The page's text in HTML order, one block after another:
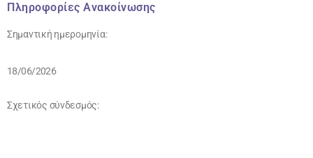
Πληροφορίες Ανακοίνωσης
Σημαντική ημερομηνία:
18/06/2026
Σχετικός σύνδεσμός: